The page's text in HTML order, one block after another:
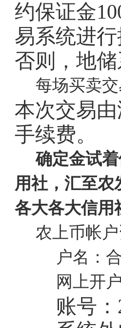
约保证金
易系统进
否则，地
每场买卖
本次交易
手续费。
确定金试
用社，汇至农
各大各大信用
农上币帐户
户名：
网上开
账号：